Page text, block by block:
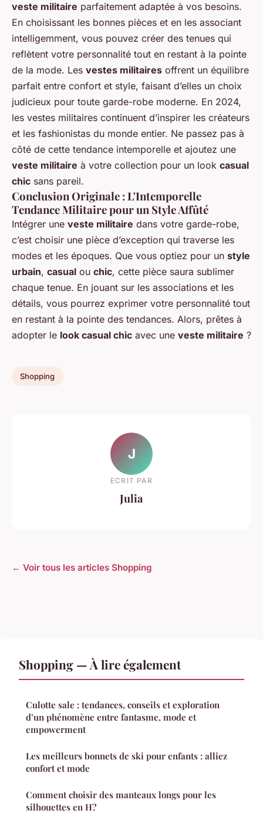
veste militaire parfaitement adaptée à vos besoins.
En choisissant les bonnes pièces et en les associant
intelligemment, vous pouvez créer des tenues qui
reflètent votre personnalité tout en restant à la pointe
de la mode. Les vestes militaires offrent un équilibre
parfait entre confort et style, faisant d’elles un choix
judicieux pour toute garde-robe moderne. En 2024,
les vestes militaires continuent d’inspirer les créateurs
et les fashionistas du monde entier. Ne passez pas à
côté de cette tendance intemporelle et ajoutez une
veste militaire à votre collection pour un look casual
chic sans pareil.
Conclusion Originale : L'Intemporelle
Tendance Militaire pour un Style Affûté
Intégrer une veste militaire dans votre garde-robe,
c’est choisir une pièce d’exception qui traverse les
modes et les époques. Que vous optiez pour un style
urbain, casual ou chic, cette pièce saura sublimer
chaque tenue. En jouant sur les associations et les
détails, vous pourrez exprimer votre personnalité tout
en restant à la pointe des tendances. Alors, prêtes à
adopter le look casual chic avec une veste militaire ?
Shopping
J
ECRIT PAR
Julia
← Voir tous les articles Shopping
Shopping — À lire également
Culotte sale : tendances, conseils et exploration
d’un phénomène entre fantasme, mode et
empowerment
Les meilleurs bonnets de ski pour enfants : alliez
confort et mode
Comment choisir des manteaux longs pour les
silhouettes en H?